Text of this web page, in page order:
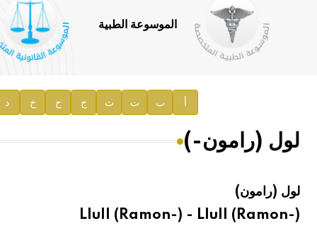
توصيات مجلس الإدارة
صدور المجلد السابع من موسوعة الآثار في سورية
إعلان..
هيئة الموسوعة العربية تطلق موسوعات جديدة في عام 2026
الموسوعة الطبية
أ ب ت ث ج ح خ د
لول (رامون-)
لول (رامون)
Llull (Ramon-) - Llull (Ramon-)